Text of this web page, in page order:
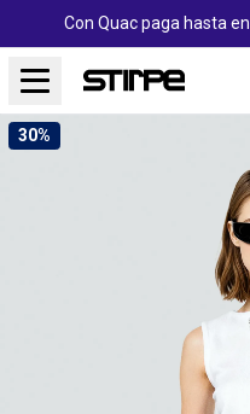
Con Quac paga hasta en
30%